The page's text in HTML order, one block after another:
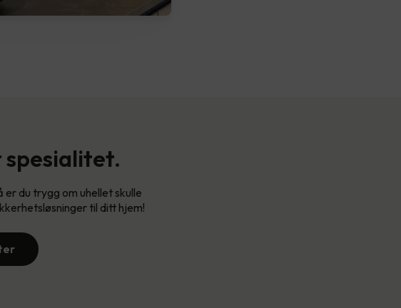
spesialitet.
er du trygg om uhellet skulle
til ditt hjem!